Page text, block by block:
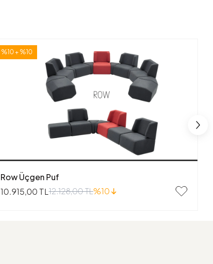
%10 + %10
Row Üçgen Puf
10.915,00 TL12.128,00 TL%10